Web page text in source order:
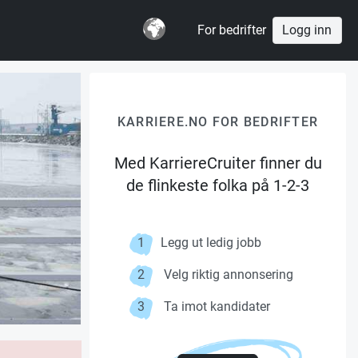
For bedrifter Logg inn
KARRIERE.NO FOR BEDRIFTER
Med KarriereCruiter finner du
de flinkeste folka på 1-2-3
1 Legg ut ledig jobb
2 Velg riktig annonsering
3 Ta imot kandidater